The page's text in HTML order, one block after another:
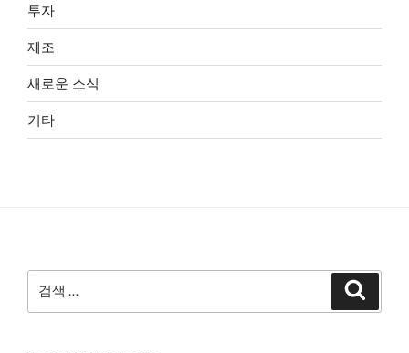
투자
제조
새로운 소식
기타
색: